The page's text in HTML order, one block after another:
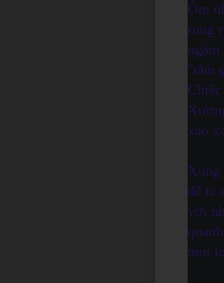
Ôm
rong
"tắm
xào
Xung
để ta
với
mọi